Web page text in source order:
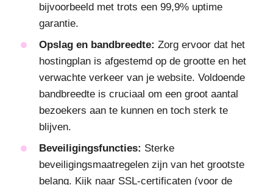
bijvoorbeeld met trots een 99,9% uptime
garantie.
Opslag en bandbreedte: Zorg ervoor dat het
hostingplan is afgestemd op de grootte en het
verwachte verkeer van je website. Voldoende
bandbreedte is cruciaal om een groot aantal
bezoekers aan te kunnen en toch sterk te
blijven.
Beveiligingsfuncties: Sterke
beveiligingsmaatregelen zijn van het grootste
belang. Kijk naar SSL-certificaten (voor de